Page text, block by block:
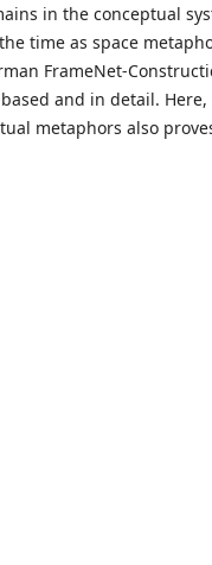
in the conceptual
time as space
FrameNet-
and in detail. Here,
metaphors also